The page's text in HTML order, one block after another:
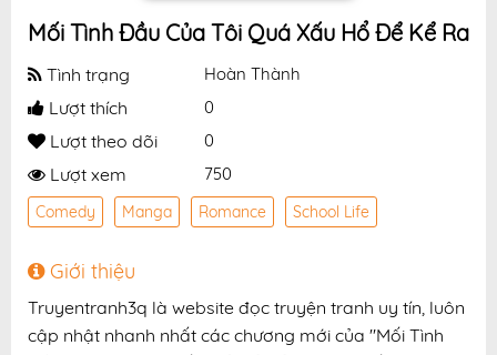
Mối Tình Đầu Của Tôi Quá Xấu Hổ Để Kể Ra
Tình trạng Hoàn Thành
Lượt thích 0
Lượt theo dõi 0
Lượt xem 750
Comedy Manga Romance School Life
Giới thiệu
Truyentranh3q là website đọc truyện tranh uy tín, luôn
cập nhật nhanh nhất các chương mới của "Mối Tình